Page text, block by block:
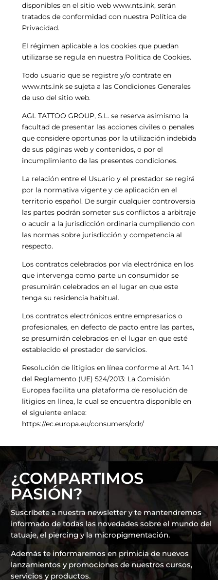
disponibles en el sitio web www.nts.ink, serán
tratados de conformidad con nuestra Política de
Privacidad.
El régimen aplicable a los cookies que puedan
utilizarse se regula en nuestra Política de Cookies.
Todo usuario que se registre y/o contrate en
www.nts.inkse sujeta a las Condiciones Generales
de uso del sitio web.
AGL TATTOO GROUP, S.L. se reserva asimismo la
facultad de presentar las acciones civiles o penales
que considere oportunas por la utilización indebida
de sus páginas web y contenidos, o por el
incumplimiento de las presentes condiciones.
La relación entre el Usuario y el prestador se regirá
por la normativa vigente y de aplicación en el
territorio español. De surgir cualquier controversia
las partes podrán someter sus conflictos a arbitraje
o acudir a la jurisdicción ordinaria cumpliendo con
las normas sobre jurisdicción y competencia al
respecto.
Los contratos celebrados por vía electrónica en los
que intervenga como parte un consumidor se
presumirán celebrados en el lugar en que este
tenga su residencia habitual.
Los contratos electrónicos entre empresarios o
profesionales, en defecto de pacto entre las partes,
se presumirán celebrados en el lugar en que esté
establecido el prestador de servicios.
Resolución de litigios en línea conforme al Art. 14.1
del Reglamento (UE) 524/2013: La Comisión
Europea facilita una plataforma de resolución de
litigios en línea, la cual se encuentra disponible en
el siguiente enlace:
https://ec.europa.eu/consumers/odr/
¿COMPARTIMOS
PASIÓN?
Suscríbete a nuestra newsletter y te mantendremos
informado de todas las novedades sobre el mundo del
tatuaje, el piercing y la micropigmentación.
Además te informaremos en primicia de nuevos
lanzamientos y promociones de nuestros cursos,
servicios y productos.